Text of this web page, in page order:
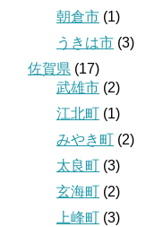
朝倉市 (1)
うきは市 (3)
佐賀県 (17)
武雄市 (2)
江北町 (1)
みやき町 (2)
太良町 (3)
玄海町 (2)
上峰町 (3)